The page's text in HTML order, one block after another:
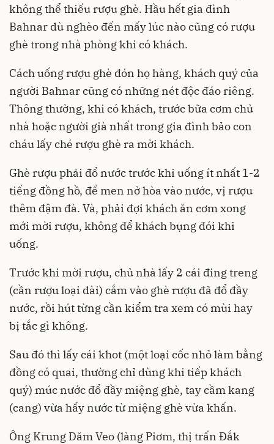
không thể thiếu rượu ghè. Hầu hết gia đình
Bahnar dù nghèo đến mấy lúc nào cũng có rượu
ghè trong nhà phòng khi có khách.
Cách uống rượu ghè đón họ hàng, khách quý của
người Bahnar cũng có những nét độc đáo riêng.
Thông thường, khi có khách, trước bữa cơm chủ
nhà hoặc người già nhất trong gia đình bảo con
cháu lấy ché rượu ghè ra mời khách.
Ghè rượu phải đổ nước trước khi uống ít nhất 1-2
tiếng đồng hồ, để men nở hòa vào nước, vị rượu
thêm đậm đà. Và, phải đợi khách ăn cơm xong
mới mời rượu, không để khách bụng đói khi
uống.
Trước khi mời rượu, chủ nhà lấy 2 cái đing treng
(cần rượu loại dài) cắm vào ghè rượu đã đổ đầy
nước, rồi hút từng cần kiểm tra xem có mùi hay
bị tắc gì không.
Sau đó thì lấy cái khot (một loại cốc nhỏ làm bằng
đồng có quai, thường chỉ dùng khi tiếp khách
quý) múc nước đổ đầy miệng ghè, tay cầm kang
(cang) vừa hẩy nước từ miệng ghè vừa khấn.
Ông Krung Dăm Veo (làng Piơm, thị trấn Đắk